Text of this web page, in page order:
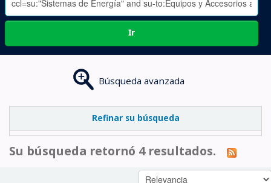
Ir
Búsqueda avanzada
Refinar su búsqueda
Su búsqueda retornó 4 resultados.